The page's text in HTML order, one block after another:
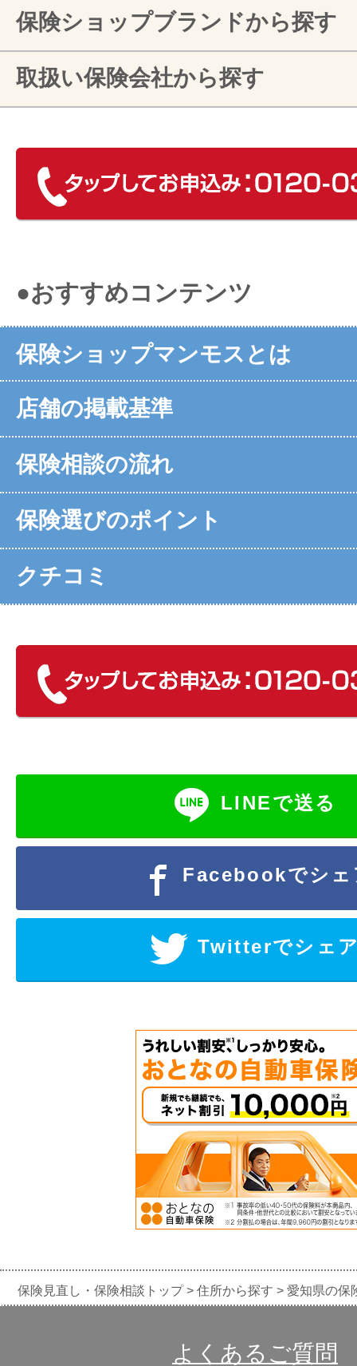
保険ショップブランドから探す
取扱い保険会社から探す
●おすすめコンテンツ
保険ショップマンモスとは
店舗の掲載基準
保険相談の流れ
保険選びのポイント
クチコミ
LINEで送る
Facebookでシェ
Twitterでシェ
保険見直し・保険相談トップ 住所から探す 愛知県の保
よくあるご質問